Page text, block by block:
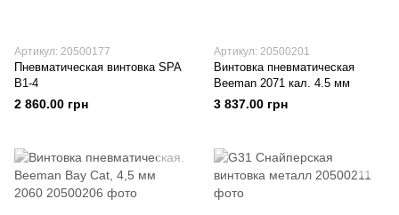
Артикул: 20500177
Пневматическая винтовка SPA
B1-4
2 860.00 грн
Артикул: 20500201
Винтовка пневматическая
Beeman 2071 кал. 4.5 мм
3 837.00 грн